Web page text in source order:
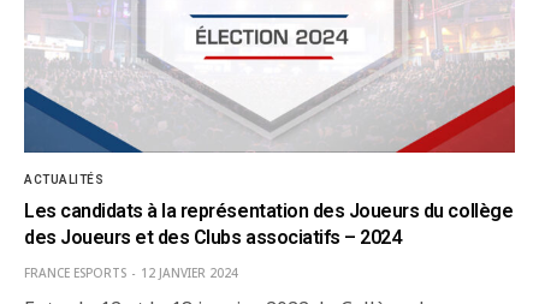
ACTUALITÉS
Les candidats à la représentation des Joueurs du collège
des Joueurs et des Clubs associatifs – 2024
FRANCE ESPORTS 12 JANVIER 2024